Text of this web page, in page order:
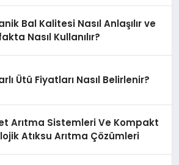
Bal Kalitesi Nasıl Anlaşılır ve
Nasıl Kullanılır?
Ütü Fiyatları Nasıl Belirlenir?
Arıtma Sistemleri Ve Kompakt
Atıksu Arıtma Çözümleri